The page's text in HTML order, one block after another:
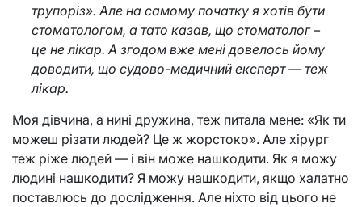
трупоріз». Але на самому початку я хотів бути
стоматологом, а тато казав, що стоматолог –
це не лікар. А згодом вже мені довелось йому
доводити, що судово-медичний експерт — теж
лікар.
Моя дівчина, а нині дружина, теж питала мене: «Як ти
можеш різати людей? Це ж жорстоко». Але хірург
теж ріже людей — і він може нашкодити. Як я можу
людині нашкодити? Я можу нашкодити, якщо халатно
поставлюсь до дослідження. Але ніхто від цього не